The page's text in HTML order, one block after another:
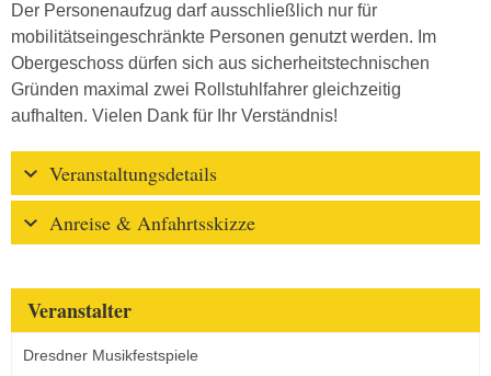
Der Personenaufzug darf ausschließlich nur für
mobilitätseingeschränkte Personen genutzt werden. Im
Obergeschoss dürfen sich aus sicherheitstechnischen
Gründen maximal zwei Rollstuhlfahrer gleichzeitig
aufhalten. Vielen Dank für Ihr Verständnis!
Veranstaltungsdetails
Anreise & Anfahrtsskizze
Veranstalter
Dresdner Musikfestspiele